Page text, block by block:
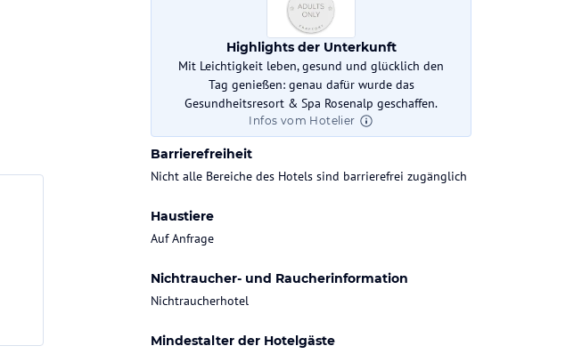
Highlights der Unterkunft
Mit Leichtigkeit leben, gesund und glücklich den
Tag genießen: genau dafür wurde das
Gesundheitsresort & Spa Rosenalp geschaffen.
Infos vom Hotelier
Check-Out
bis 11:00 Uhr
Barrierefreiheit
Nicht alle Bereiche des Hotels sind barrierefrei zugänglich
Haustiere
Auf Anfrage
Nichtraucher- und Raucherinformation
Nichtraucherhotel
Mindestalter der Hotelgäste